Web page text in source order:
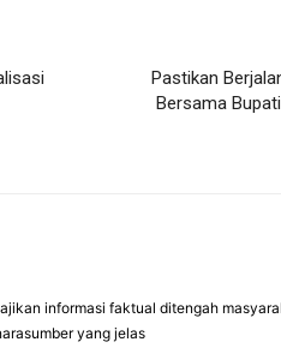
Pastikan
Bersama
informasi faktual ditengah
yang jelas